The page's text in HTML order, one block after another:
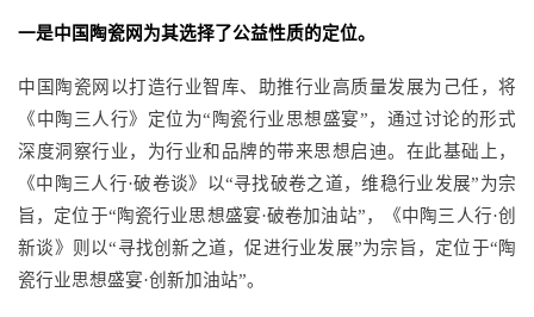
一是中国陶瓷网为其选择了公益性质的定位。
中国陶瓷网以打造行业智库、助推行业高质量发展为己任，将
《中陶三人行》定位为“陶瓷行业思想盛宴”，通过讨论的形式
深度洞察行业，为行业和品牌的带来思想启迪。在此基础上，
《中陶三人行·破卷谈》以“寻找破卷之道，维稳行业发展”为宗
旨，定位于“陶瓷行业思想盛宴·破卷加油站”，《中陶三人行·创
新谈》则以“寻找创新之道，促进行业发展”为宗旨，定位于“陶
瓷行业思想盛宴·创新加油站”。